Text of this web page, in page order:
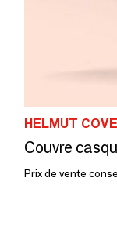
HELMUT
Couvre
Prix de vente